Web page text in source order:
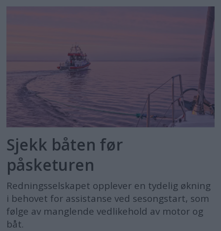
Sjekk båten før
påsketuren
Redningsselskapet opplever en tydelig økning
i behovet for assistanse ved sesongstart, som
følge av manglende vedlikehold av motor og
båt.